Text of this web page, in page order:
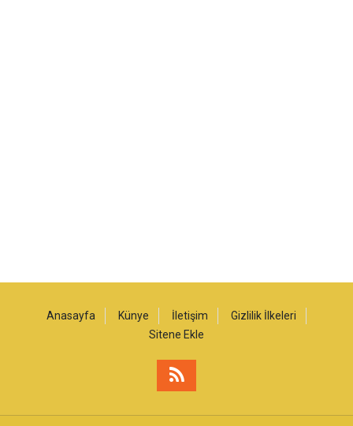
Anasayfa Künye İletişim
Gizlilik İlkeleri
Sitene Ekle